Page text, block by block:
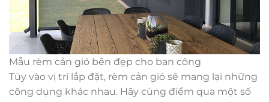
Mẫu rèm cản gió bền đẹp cho ban công
Tùy vào vị trí lắp đặt, rèm cản gió sẽ mang lại những
công dụng khác nhau. Hãy cùng điểm qua một số